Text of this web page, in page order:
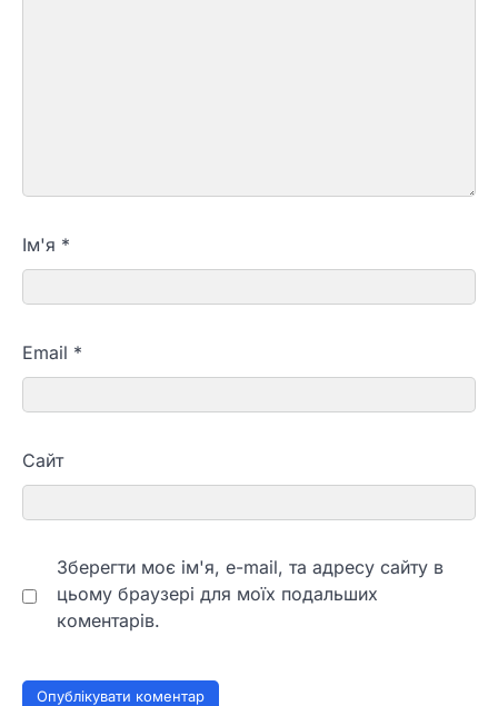
Ім'я *
Email *
Сайт
Зберегти моє ім'я, e-mail, та адресу сайту в
цьому браузері для моїх подальших
коментарів.